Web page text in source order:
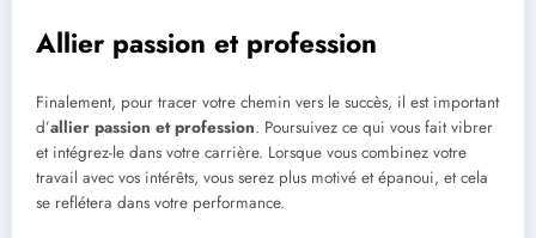
Allier passion et profession
Finalement, pour tracer votre chemin vers le succès, il est important
d’allier passion et profession. Poursuivez ce qui vous fait vibrer
et intégrez-le dans votre carrière. Lorsque vous combinez votre
travail avec vos intérêts, vous serez plus motivé et épanoui, et cela
se reflétera dans votre performance.